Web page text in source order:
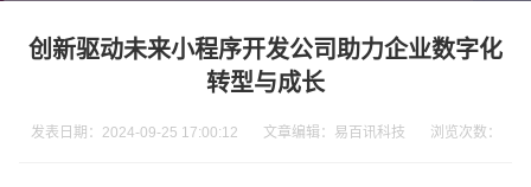
创新驱动未来小程序开发公司助力企业数字化
转型与成长
发表日期：2024-09-25 17:00:12 文章编辑：易百讯科技 浏览次数：